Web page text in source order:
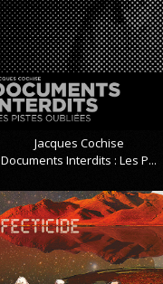
Jacques Cochise
Documents Interdits : Les P...